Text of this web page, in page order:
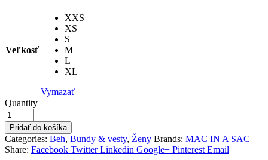
Veľkosť
XXS
XS
S
M
L
XL
Vymazať
Quantity
Pridať do košíka
Categories: Beh, Bundy & vesty, Ženy Brands: MAC IN A SAC
Share: Facebook Twitter Linkedin Google+ Pinterest Email